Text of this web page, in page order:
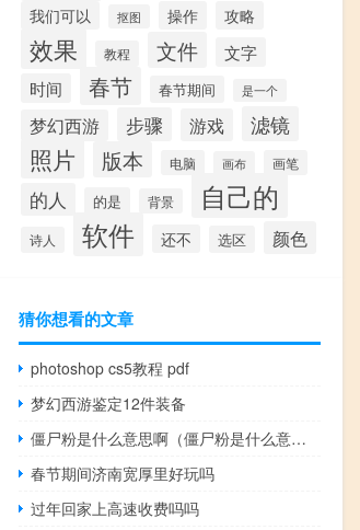
我们可以 抠图 操作 攻略
效果 教程 文件
文字
时间
春节 春节期间 是一个
梦幻西游 步骤 游戏 滤镜
照片 版本 电脑 画布 画笔
的人 的是 背景 自己的
诗人 软件 还不 选区 颜色
猜你想看的文章
photoshop cs5教程 pdf
梦幻西游鉴定12件装备
僵尸粉是什么意思啊（僵尸粉是什么意思）
春节期间济南宽厚里好玩吗
过年回家上高速收费吗吗